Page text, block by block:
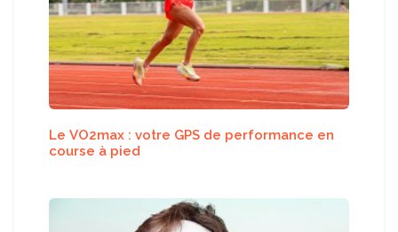
Le VO2max : votre GPS de performance en
course à pied